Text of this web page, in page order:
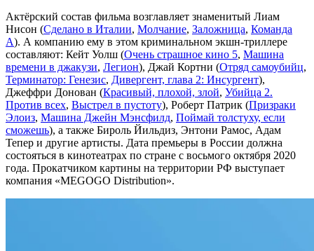
Актёрский состав фильма возглавляет знаменитый Лиам
Нисон (Сделано в Италии, Молчание, Заложница, Команда
А). А компанию ему в этом криминальном экшн-триллере
составляют: Кейт Уолш (Очень страшное кино 5, Машина
времени в джакузи, Легион), Джай Кортни (Отряд самоубийц,
Терминатор: Генезис, Дивергент, глава 2: Инсургент),
Джеффри Донован (Красивый, плохой, злой, Убийца 2.
Против всех, Выстрел в пустоту), Роберт Патрик (Призраки
Элоиз, Машина Джейн Мэнсфилд, Поймай толстуху, если
сможешь), а также Бироль Йильдиз, Энтони Рамос, Адам
Тепер и другие артисты. Дата премьеры в России должна
состояться в кинотеатрах по стране с восьмого октября 2020
года. Прокатчиком картины на территории РФ выступает
компания «MEGOGO Distribution».